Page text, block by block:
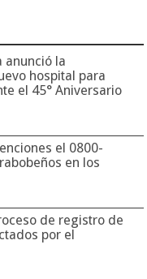
anunció la
hospital para
el 45° Aniversario
el 0800-
en los
de registro de
por el